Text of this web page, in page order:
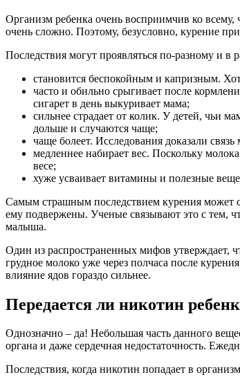
Организм ребенка очень восприимчив ко
очень сложно. Поэтому, безусловно, курение
Последствия могут проявляться по-разному и
становится беспокойным и капризным.
часто и обильно срыгивает после
сигарет в день выкуривает мама;
сильнее страдает от колик. У детей, чьи
дольше и случаются чаще;
чаще болеет. Исследования доказали
медленнее набирает вес. Поскольку
весе;
хуже усваивает витамины и полезные
Самым страшным последствием курения может
ему подвержены. Ученые связывают это с тем,
малыша.
Один из распространенных мифов утверждает,
грудное молоко уже через полчаса после
влияние ядов гораздо сильнее.
Передается ли никотин
Однозначно – да! Небольшая часть данного
органа и даже сердечная недостаточность.
Последствия, когда никотин попадает в